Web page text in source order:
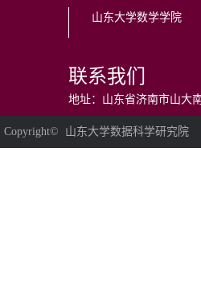
山东大学数学学院
联系我们
地址：山东省济南市山大
Copyright© 山东大学数据科学研究院